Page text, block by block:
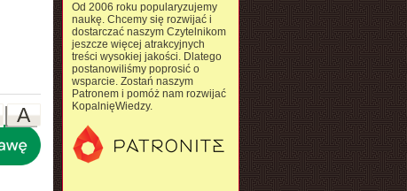
A
Od 2006 roku popularyzujemy
naukę. Chcemy się rozwijać i
dostarczać naszym Czytelnikom
jeszcze więcej atrakcyjnych
treści wysokiej jakości. Dlatego
postanowiliśmy poprosić o
wsparcie. Zostań naszym
Patronem i pomóż nam rozwijać
KopalnięWiedzy.